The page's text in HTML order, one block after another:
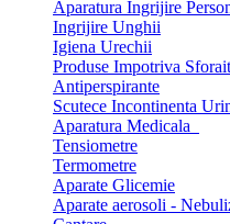
Aparatura Ingrijire
Ingrijire Unghii
Igiena Urechii
Produse Impotriva
Antiperspirante
Scutece Incontinenta
Aparatura Medicala
Tensiometre
Termometre
Aparate Glicemie
Aparate aerosoli -